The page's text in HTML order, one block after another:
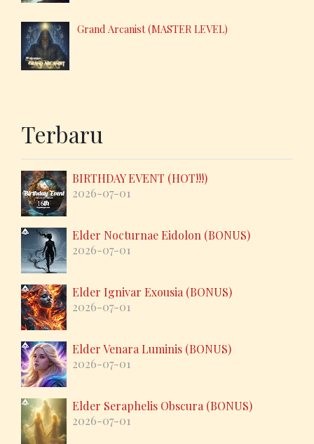
Grand Arcanist (MASTER LEVEL)
Terbaru
BIRTHDAY EVENT (HOT!!!)
2026-07-01
Elder Nocturnae Eidolon (BONUS)
2026-07-01
Elder Ignivar Exousia (BONUS)
2026-07-01
Elder Venara Luminis (BONUS)
2026-07-01
Elder Seraphelis Obscura (BONUS)
2026-07-01